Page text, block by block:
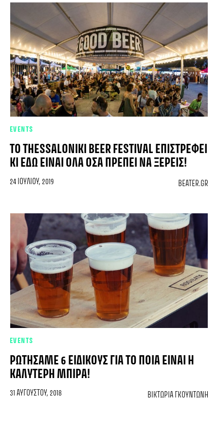
EVENTS
TO THESSALONIKI BEER FESTIVAL ΕΠΙΣΤΡΈΦΕΙ
ΚΙ ΕΔΏ ΕΊΝΑΙ ΌΛΑ ΌΣΑ ΠΡΈΠΕΙ ΝΑ ΞΈΡΕΙΣ!
24 ΙΟΥΛΊΟΥ, 2019 BEATER.GR
EVENTS
ΡΩΤΉΣΑΜΕ 6 ΕΙΔΙΚΟΎΣ ΓΙΑ ΤΟ ΠΟΙΑ ΕΊΝΑΙ Η
ΚΑΛΎΤΕΡΗ ΜΠΊΡΑ!
31 ΑΥΓΟΎΣΤΟΥ, 2018 ΒΙΚΤΏΡΙΑ ΓΚΟΥΝΤΏΝΗ